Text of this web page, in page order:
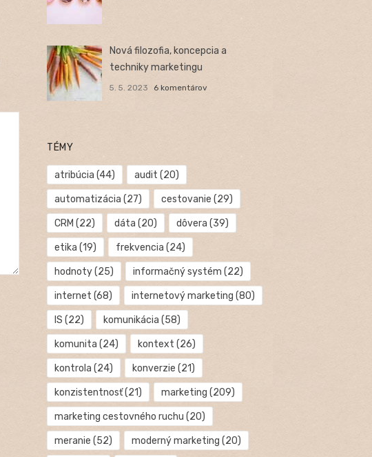
Nová filozofia, koncepcia a
techniky marketingu
5. 5. 2023 6 komentárov
TÉMY
atribúcia (44) audit (20)
automatizácia (27) cestovanie (29)
CRM (22) dáta (20) dôvera (39)
etika (19) frekvencia (24)
hodnoty(25) informačný systém (22)
internet (68) internetový marketing (80)
IS (22) komunikácia (58)
komunita (24) kontext (26)
kontrola (24) konverzie (21)
konzistentnosť(21) marketing (209)
marketing cestovného ruchu (20)
meranie (52) moderný marketing (20)